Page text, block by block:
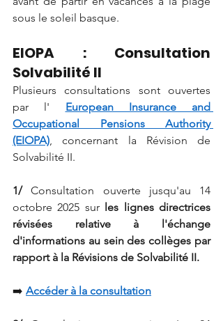
sous le soleil basque.
EIOPA : Consultation
Solvabilité II
Plusieurs consultations sont ouvertes
par l'
European Insurance and
Occupational Pensions Authority
(EIOPA), concernant la Révision de
Solvabilité II.
1/
Consultation ouverte jusqu'au 14
octobre 2025 sur les lignes directrices
révisées relative à l'échange
d'informations au sein des collèges par
rapport à la Révisions de Solvabilité II.
➡️ Accéder à la consultation